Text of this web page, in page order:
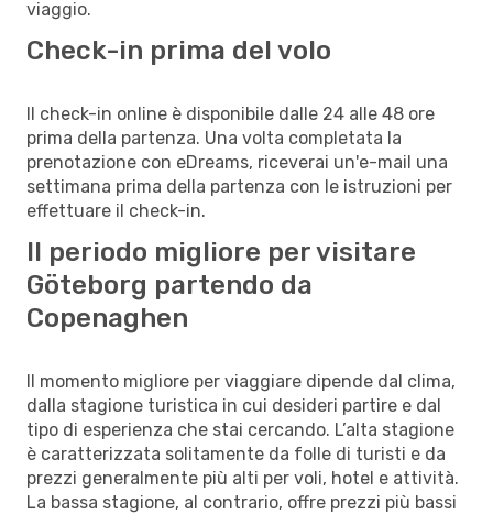
viaggio.
Check-in prima del volo
Il check-in online è disponibile dalle 24 alle 48 ore
prima della partenza. Una volta completata la
prenotazione con eDreams, riceverai un'e-mail una
settimana prima della partenza con le istruzioni per
effettuare il check-in.
Il periodo migliore per visitare
Göteborg partendo da
Copenaghen
Il momento migliore per viaggiare dipende dal clima,
dalla stagione turistica in cui desideri partire e dal
tipo di esperienza che stai cercando. L’alta stagione
è caratterizzata solitamente da folle di turisti e da
prezzi generalmente più alti per voli, hotel e attività.
La bassa stagione, al contrario, offre prezzi più bassi